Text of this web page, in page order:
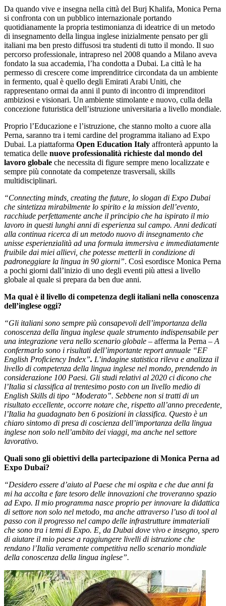
Da quando vive e insegna nella città del Burj Khalifa, Monica Perna
si confronta con un pubblico internazionale portando
quotidianamente la propria testimonianza di ideatrice di un metodo
di insegnamento della lingua inglese inizialmente pensato per gli
italiani ma ben presto diffusosi tra studenti di tutto il mondo. Il suo
percorso professionale, intrapreso nel 2008 quando a Milano aveva
fondato la sua accademia, l’ha condotta a Dubai. La città le ha
permesso di crescere come imprenditrice circondata da un ambiente
in fermento, qual è quello degli Emirati Arabi Uniti, che
rappresentano ormai da anni il punto di incontro di imprenditori
ambiziosi e visionari. Un ambiente stimolante e nuovo, culla della
concezione futuristica dell’istruzione universitaria a livello mondiale.
Proprio l’Educazione e l’istruzione, che stanno molto a cuore alla
Perna, saranno tra i temi cardine del programma italiano ad Expo
Dubai. La piattaforma Open Education Italy affronterà appunto la
tematica delle nuove professionalità richieste dal mondo del
lavoro globale che necessita di figure sempre meno localizzate e
sempre più connotate da competenze trasversali, skills
multidisciplinari.
“Connecting minds, creating the future, lo slogan di Expo Dubai
che sintetizza mirabilmente lo spirito e la mission dell’evento,
racchiude perfettamente anche il principio che ha ispirato il mio
lavoro in questi lunghi anni di esperienza sul campo. Anni dedicati
alla continua ricerca di un metodo nuovo di insegnamento che
unisse esperienzialità ad una formula immersiva e immediatamente
fruibile dai miei allievi, che potesse metterli in condizione di
padroneggiare la lingua in 90 giorni”. Così esordisce Monica Perna
a pochi giorni dall’inizio di uno degli eventi più attesi a livello
globale al quale si prepara da ben due anni.
Ma qual è il livello di competenza degli italiani nella conoscenza
dell’inglese oggi?
“Gli italiani sono sempre più consapevoli dell’importanza della
conoscenza della lingua inglese quale strumento indispensabile per
una integrazione vera nello scenario globale – afferma la Perna – A
confermarlo sono i risultati dell’importante report annuale “EF
English Proficiency Index”. L’indagine statistica rileva e analizza il
livello di competenza della lingua inglese nel mondo, prendendo in
considerazione 100 Paesi. Gli studi relativi al 2020 ci dicono che
l’Italia si classifica al trentesimo posto con un livello medio di
English Skills di tipo “Moderato”. Sebbene non si tratti di un
risultato eccellente, occorre notare che, rispetto all’anno precedente,
l’Italia ha guadagnato ben 6 posizioni in classifica. Questo è un
chiaro sintomo di presa di coscienza dell’importanza della lingua
inglese non solo nell’ambito dei viaggi, ma anche nel settore
lavorativo.
Quali sono gli obiettivi della partecipazione di Monica Perna ad
Expo Dubai?
“Desidero essere d’aiuto al Paese che mi ospita e che due anni fa
mi ha accolta e fare tesoro delle innovazioni che troveranno spazio
ad Expo. Il mio programma nasce proprio per innovare la didattica
di settore non solo nel metodo, ma anche attraverso l’uso di tool al
passo con il progresso nel campo delle infrastrutture immateriali
che sono tra i temi di Expo. E, da Dubai dove vivo e insegno, spero
di aiutare il mio paese a raggiungere livelli di istruzione che
rendano l’Italia veramente competitiva nello scenario mondiale
della conoscenza della lingua inglese”.